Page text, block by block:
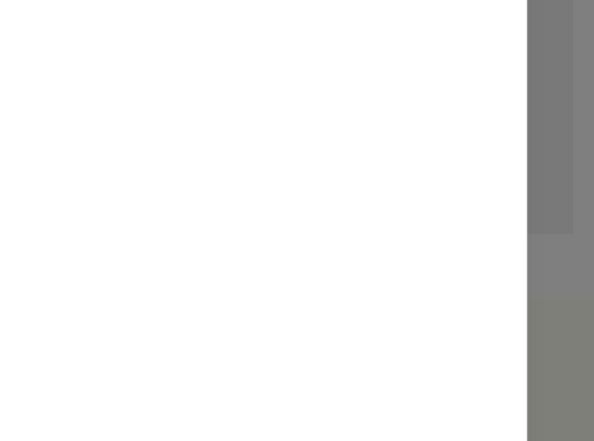
vielen Jahren Kundin
Fetzer und kann
absolut
Die Mitarbeitenden
kompetent!
lesen
6. Generation